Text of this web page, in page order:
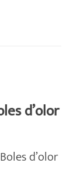
d’olor
Boles d’olor